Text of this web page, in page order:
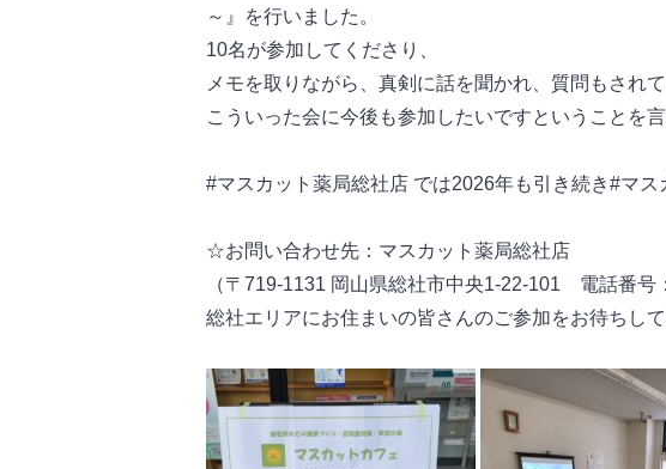
～』を行いました。
10名が参加してくださり、
メモを取りながら、真剣に話を聞かれ、質問もされて
こういった会に今後も参加したいですということを言
#マスカット薬局総社店 では2026年も引き続き#マス
☆お問い合わせ先：マスカット薬局総社店
（〒719-1131 岡山県総社市中央1-22-101 電話番号
総社エリアにお住まいの皆さんのご参加をお待ちし